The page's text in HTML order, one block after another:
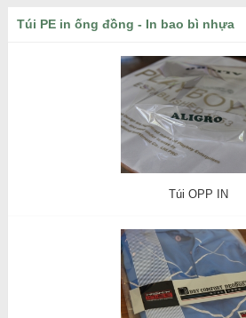
Túi PE in ống đồng - In bao bì nhựa
Túi OPP IN